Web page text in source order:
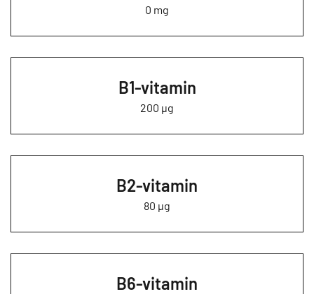
0 mg
B1-vitamin
200 µg
B2-vitamin
80 µg
B6-vitamin